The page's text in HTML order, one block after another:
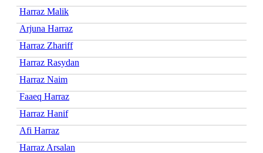
Harraz Malik
Arjuna Harraz
Harraz Zhariff
Harraz Rasydan
Harraz Naim
Faaeq Harraz
Harraz Hanif
Afi Harraz
Harraz Arsalan